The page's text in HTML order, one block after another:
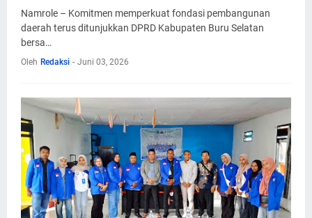
Namrole – Komitmen memperkuat fondasi pembangunan
daerah terus ditunjukkan DPRD Kabupaten Buru Selatan
bersa…
Oleh Redaksi - Juni 03, 2026